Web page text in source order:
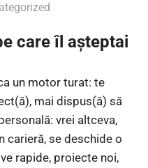
care îl așteptai
un motor turat: te
mai dispus(ă) să
vrei altceva,
carieră, se deschide o
rapide, proiecte noi,